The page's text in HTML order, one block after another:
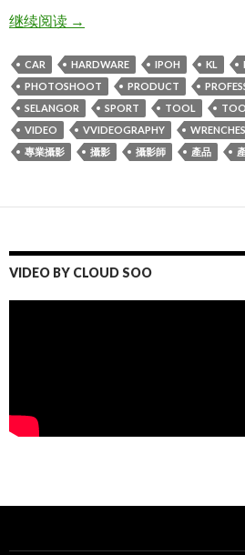
继续阅读KL吉隆坡大型齊全的修車
→
CAR HARDWARE IPOH KL
PHOTOSHOOT
PRODUCT
SELANGOR
SPORT TOOL
VIDEO
VVIDEOGRAPHY WRENCHES
專業攝影
攝影 攝影師 產品
VIDEO BY CLOUD SOO